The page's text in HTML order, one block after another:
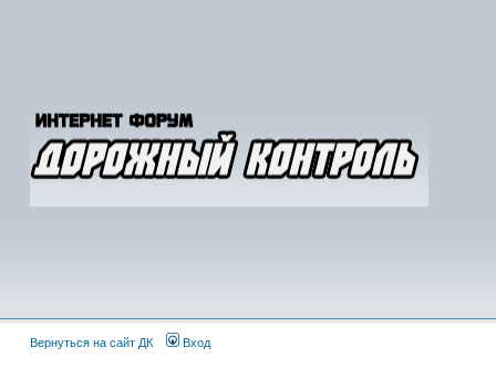
Вернуться на сайт ДК Вход